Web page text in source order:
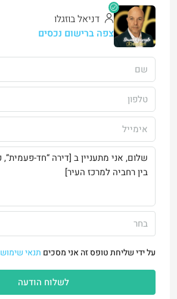
דניאל בוזגלו
צפה ברישום נכסים
בחר
על ידי שליחת טופס זה אני מסכים תנאי שימוש
לשלוח הודעה